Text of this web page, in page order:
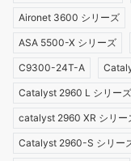
Aironet 3600 シリーズ
ASA 5500-X シリーズ
C9300-24T-A
Catalyst 2960 L シリーズ
catalyst 2960 XR シリー
Catalyst 2960-S シリー